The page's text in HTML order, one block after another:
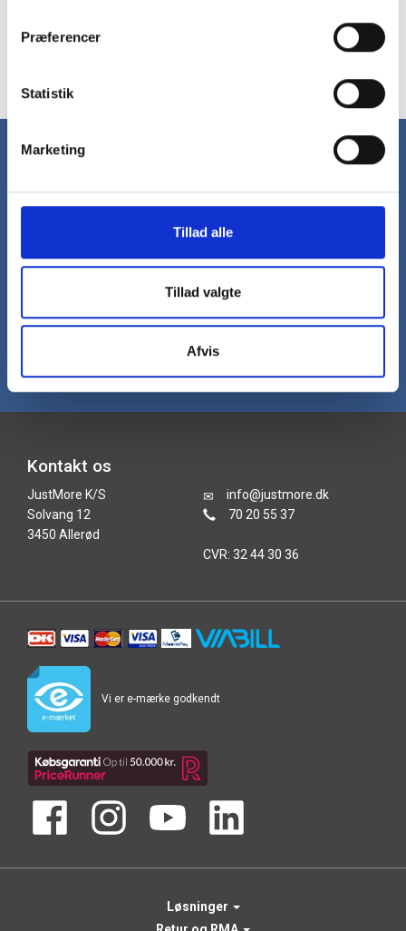
Præferencer
Statistik
Marketing
Tillad alle
Tillad valgte
Afvis
Nyhedsbrev
Få gode tilbud og nyheder direkte i din
Kontakt os
JustMore K/S
Solvang 12
3450 Allerød
info@justmore.dk
70 20 55 37
CVR: 32 44 30 36
Vi er e-mærke godkendt
Løsninger